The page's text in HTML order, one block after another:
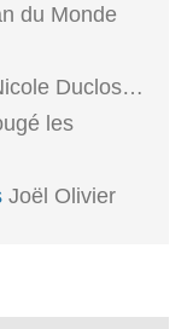
du Monde
Duclos…
les
Joël Olivier